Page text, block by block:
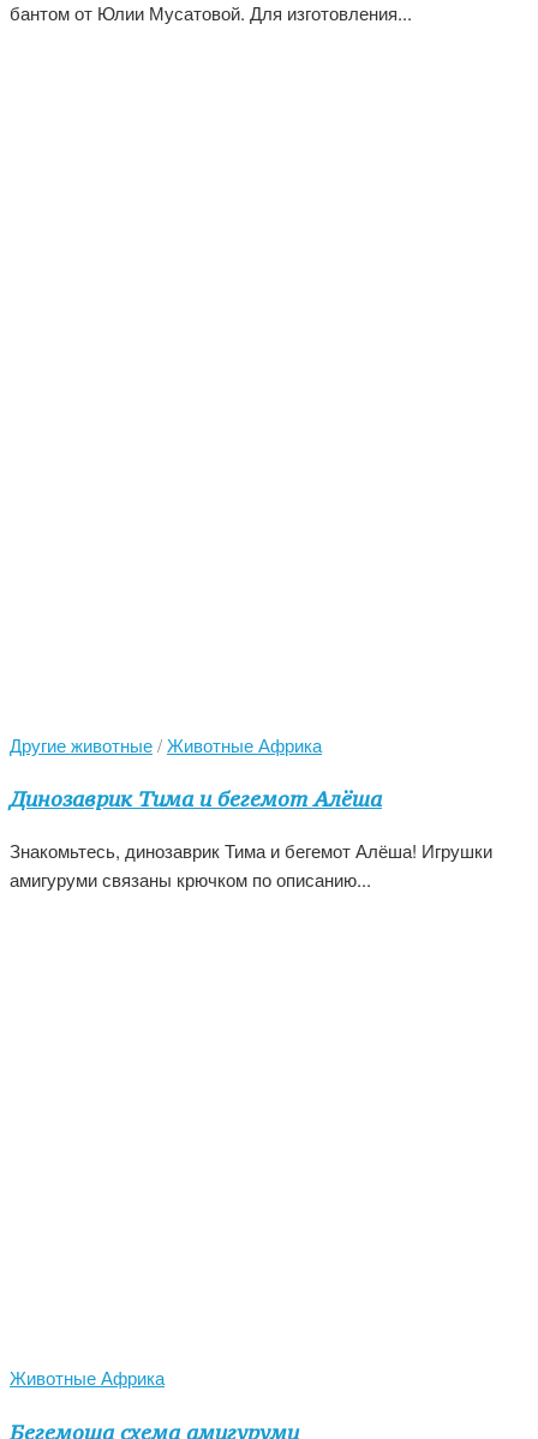
бантом от Юлии Мусатовой. Для изготовления...
Другие животные/Животные Африка
Динозаврик Тима и бегемот Алёша
Знакомьтесь, динозаврик Тима и бегемот Алёша! Игрушки
амигуруми связаны крючком по описанию...
Животные Африка
Бегемоша схема амигуруми